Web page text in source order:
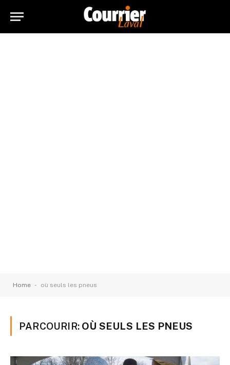
Home - où seuls les pneus
PARCOURIR: OÙ SEULS LES PNEUS